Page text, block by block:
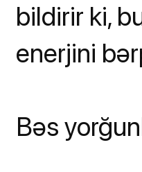
bildirir ki,
enerjini
Bəs